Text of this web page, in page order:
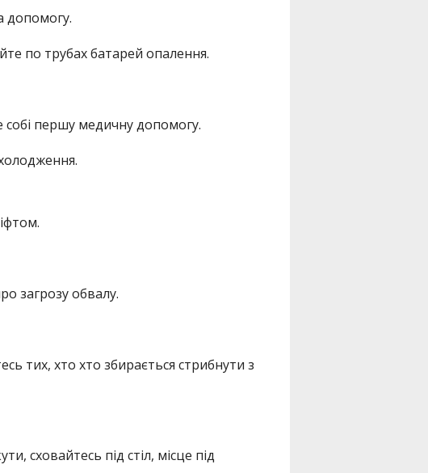
допомогу.
по трубах батарей опалення.
собі першу медичну допомогу.
загрозу обвалу.
тих, хто хто збирається стрибнути з
сховайтесь під стіл, місце під